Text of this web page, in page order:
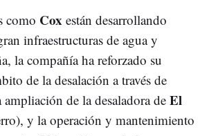
como Cox están desarrollando
infraestructuras de agua y
la compañía ha reforzado su
de la desalación a través de
de la desaladora de El
y la operación y mantenimiento